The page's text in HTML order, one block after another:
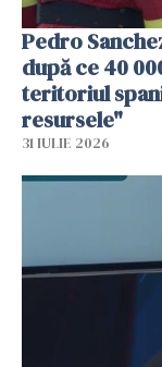
Pedro
după ce 40
teritoriul
resursele"
31 IULIE 2026